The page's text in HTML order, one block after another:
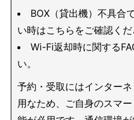
BOX（貸出機）不具合
い時はこちらをご確認くだ
Wi-Fi返却時に関する
い。
予約・受取にはインター
用なため、ご自身のスマ